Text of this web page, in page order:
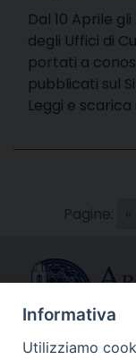
Dal 10 Aprile
degli Uffici di
portati a
pubblicati sul
Leggi e
Pagine:
Informativa
Utilizziamo